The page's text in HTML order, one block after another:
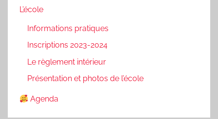
L’école
Informations pratiques
Inscriptions 2023-2024
Le règlement intérieur
Présentation et photos de l’école
Agenda